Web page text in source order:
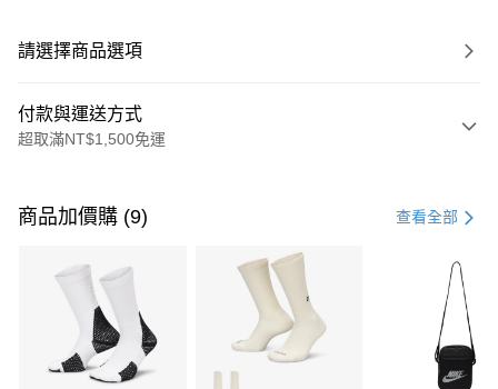
請選擇商品選項
付款與運送方式
超取滿NT$1,500免運
信用卡一次付款
3 期 0 利率 每期 21家銀行
合作金庫商業銀行
第一商業銀行
華南商業銀行
彰化商業銀行
上海商業儲蓄銀行
Apple Pay
商品加價購 (9) 查看全部